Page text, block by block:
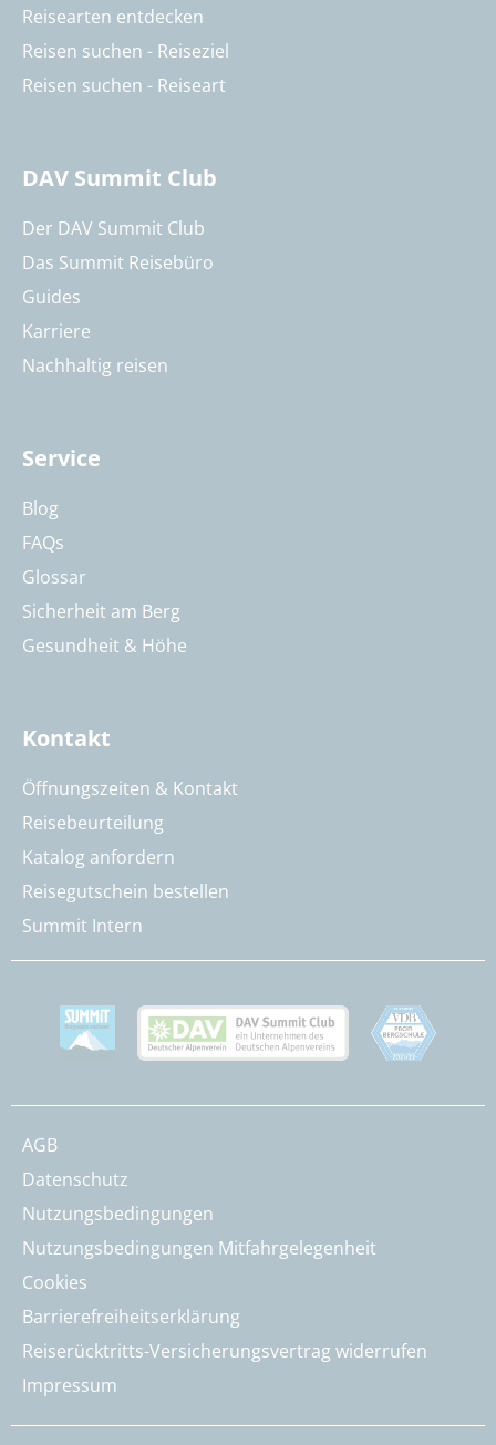
Reisearten entdecken
Reisen suchen - Reiseziel
Reisen suchen - Reiseart
DAV Summit Club
Der DAV Summit Club
Das Summit Reisebüro
Guides
Karriere
Nachhaltig reisen
Service
Blog
FAQs
Glossar
Sicherheit am Berg
Gesundheit & Höhe
Kontakt
Öffnungszeiten & Kontakt
Reisebeurteilung
Katalog anfordern
Reisegutschein bestellen
Summit Intern
AGB
Datenschutz
Nutzungsbedingungen
Nutzungsbedingungen Mitfahrgelegenheit
Cookies
Barrierefreiheitserklärung
Reiserücktritts-Versicherungsvertrag widerrufen
Impressum